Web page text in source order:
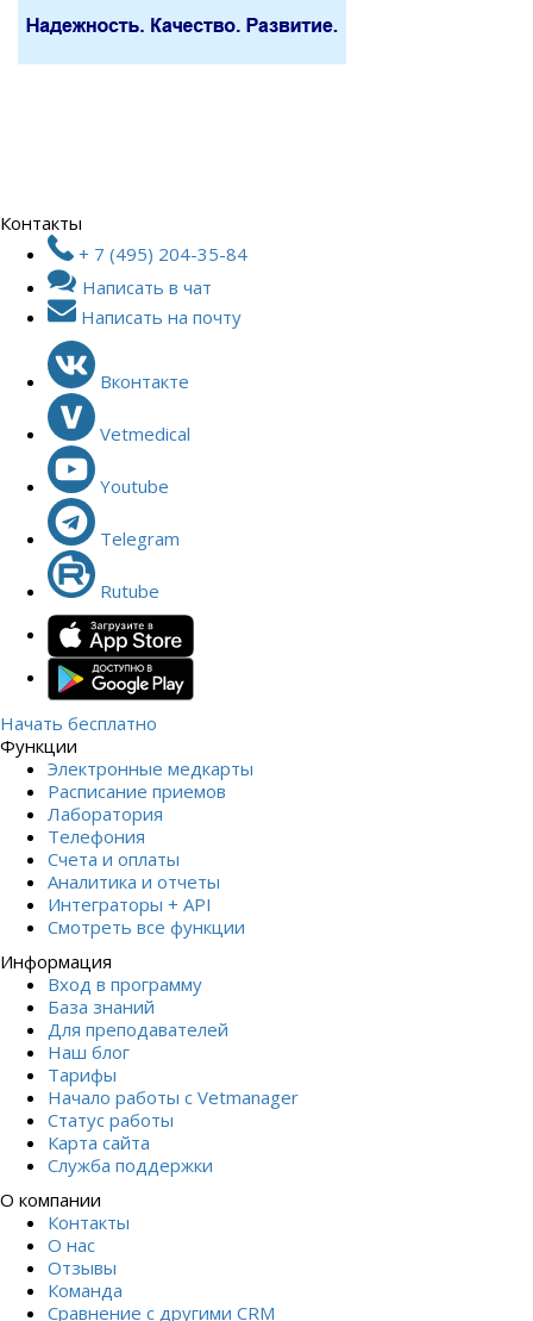
Контакты
+ 7 (495) 204-35-84
Написать в чат
Написать на почту
Вконтакте
Vetmedical
Youtube
Telegram
Rutube
Начать бесплатно
Функции
Электронные медкарты
Расписание приемов
Лаборатория
Телефония
Счета и оплаты
Аналитика и отчеты
Интеграторы + API
Смотреть все функции
Информация
Вход в программу
База знаний
Для преподавателей
Наш блог
Тарифы
Начало работы с Vetmanager
Статус работы
Карта сайта
Служба поддержки
О компании
Контакты
О нас
Отзывы
Команда
Сравнение с другими СRM